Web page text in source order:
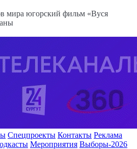
мира югорский фильм «Вуся
Спецпроекты Контакты Реклама
Мероприятия Выборы-2026